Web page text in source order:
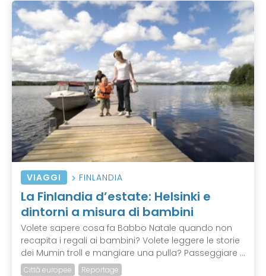
VIAGGI FINLANDIA
La Finlandia d’estate: Helsinki e
dintorni a misura di bambini
Volete sapere cosa fa Babbo Natale quando non
recapita i regali ai bambini? Volete leggere le storie
dei Mumin troll e mangiare una pulla? Passeggiare ...
Città europee Reportage